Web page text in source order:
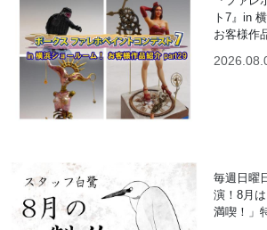
ト7』in
お客様作
毎週日曜
演！8月
満喫！」